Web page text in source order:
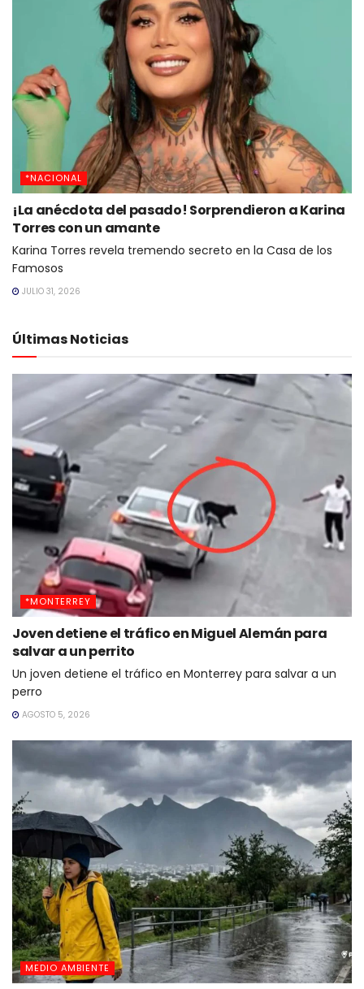
*NACIONAL
¡La anécdota del pasado! Sorprendieron a Karina
Torres con un amante
Karina Torres revela tremendo secreto en la Casa de los
Famosos
JULIO 31, 2026
Últimas Noticias
*MONTERREY
Joven detiene el tráfico en Miguel Alemán para
salvar a un perrito
Un joven detiene el tráfico en Monterrey para salvar a un
perro
AGOSTO 5, 2026
MEDIO AMBIENTE